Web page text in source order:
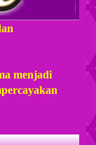
menjadi